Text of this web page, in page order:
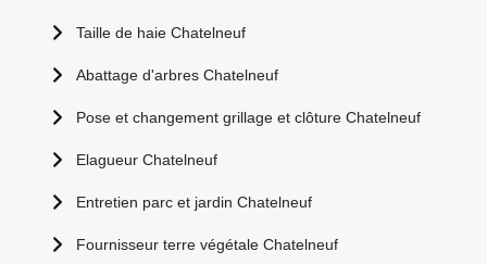
Taille de haie Chatelneuf
Abattage d'arbres Chatelneuf
Pose et changement grillage et clôture Chatelneuf
Elagueur Chatelneuf
Entretien parc et jardin Chatelneuf
Fournisseur terre végétale Chatelneuf